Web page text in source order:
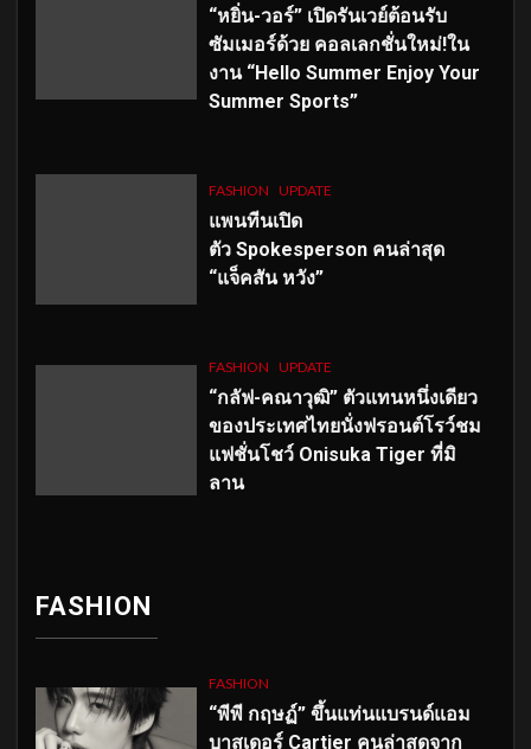
“หยิ่น-วอร์” เปิดรันเวย์ต้อนรับ
ซัมเมอร์ด้วย คอลเลกชั่นใหม่!ใน
งาน “Hello Summer Enjoy Your
Summer Sports”
FASHION UPDATE
แพนทีนเปิด
ตัว Spokesperson คนล่าสุด
“แจ็คสัน หวัง”
FASHION UPDATE
“กลัฟ-คณาวุฒิ” ตัวแทนหนึ่งเดียว
ของประเทศไทยนั่งฟรอนต์โรว์ชม
แฟชั่นโชว์ Onisuka Tiger ที่มิ
ลาน
FASHION
FASHION
“พีพี กฤษฏ์” ขึ้นแท่นแบรนด์แอม
บาสเดอร์ Cartier คนล่าสุดจาก